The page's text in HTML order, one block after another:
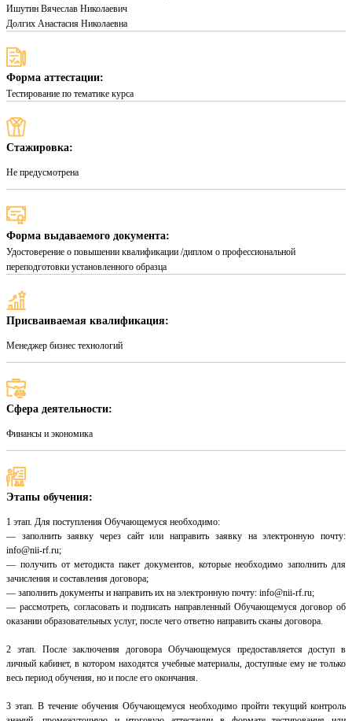
Ишутин Вячеслав Николаевич
Долгих Анастасия Николаевна
Форма аттестации:
Тестирование по тематике курса
Стажировка:
Не предусмотрена
Форма выдаваемого документа:
Удостоверение о повышении квалификации /диплом о профессиональной
переподготовки установленного образца
Присваиваемая квалификация:
Менеджер бизнес технологий
Сфера деятельности:
Финансы и экономика
Этапы обучения:
1 этап. Для поступления Обучающемуся необходимо:
— заполнить заявку через сайт или направить заявку на электронную почту:
info@nii-rf.ru;
— получить от методиста пакет документов, которые необходимо заполнить для
зачисления и составления договора;
— заполнить документы и направить их на электронную почту: info@nii-rf.ru;
— рассмотреть, согласовать и подписать направленный Обучающемуся договор об
оказании образовательных услуг, после чего ответно направить сканы договора.
2 этап. После заключения договора Обучающемуся предоставляется доступ в
личный кабинет, в котором находятся учебные материалы, доступные ему не только
весь период обучения, но и после его окончания.
3 этап. В течение обучения Обучающемуся необходимо пройти текущий контроль